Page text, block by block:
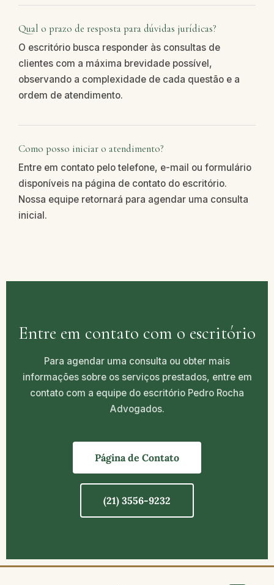
Qual o prazo de resposta para dúvidas jurídicas?
O escritório busca responder às consultas de
clientes com a máxima brevidade possível,
observando a complexidade de cada questão e a
ordem de atendimento.
Como posso iniciar o atendimento?
Entre em contato pelo telefone, e-mail ou formulário
disponíveis na página de contato do escritório.
Nossa equipe retornará para agendar uma consulta
inicial.
Entre em contato com o escritório
Para agendar uma consulta ou obter mais
informações sobre os serviços prestados, entre em
contato com a equipe do escritório Pedro Rocha
Advogados.
Página de Contato
(21) 3556-9232